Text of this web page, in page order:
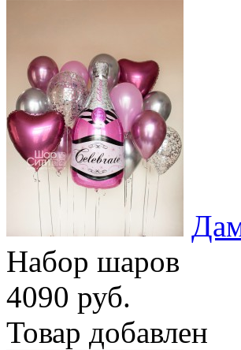
Набор шаров
4090 руб.
Товар добавлен